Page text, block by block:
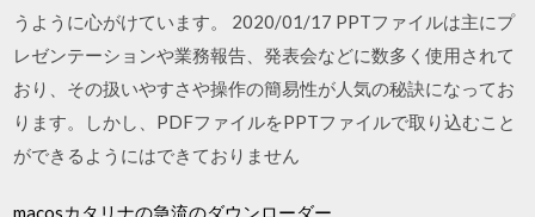
うように心がけています。 2020/01/17 PPTファイルは主にプ
レゼンテーションや業務報告、発表会などに数多く使用されて
おり、その扱いやすさや操作の簡易性が人気の秘訣になってお
ります。しかし、PDFファイルをPPTファイルで取り込むこと
ができるようにはできておりません
macosカタリナの急流のダウンローダー